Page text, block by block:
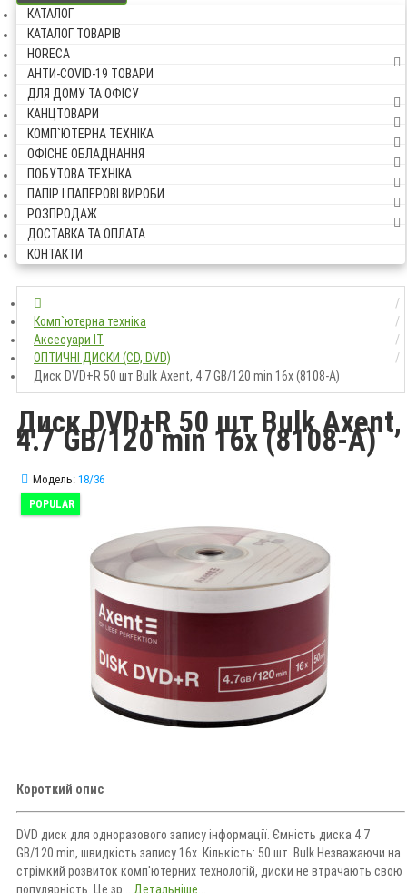
КАТАЛОГ
КАТАЛОГ ТОВАРІВ
HORECA
АНТИ-COVID-19 ТОВАРИ
ДЛЯ ДОМУ ТА ОФІСУ
КАНЦТОВАРИ
КОМП`ЮТЕРНА ТЕХНІКА
ОФІСНЕ ОБЛАДНАННЯ
ПОБУТОВА ТЕХНІКА
ПАПІР І ПАПЕРОВІ ВИРОБИ
РОЗПРОДАЖ
ДОСТАВКА ТА ОПЛАТА
КОНТАКТИ
Комп`ютерна техніка
Аксесуари IT
ОПТИЧНІ ДИСКИ (CD, DVD)
Диск DVD+R 50 шт Bulk Axent, 4.7 GB/120 min 16x (8108-A)
Диск DVD+R 50 шт Bulk Axent,
4.7 GB/120 min 16x (8108-A)
Модель: 18/36
POPULAR
Короткий опис
DVD диск для одноразового запису інформації. Ємність диска 4.7
GB/120 min, швидкість запису 16x. Кількість: 50 шт. Bulk.Незважаючи на
стрімкий розвиток комп'ютерних технологій, диски не втрачають свою
популярність. Це зр... Детальніше...